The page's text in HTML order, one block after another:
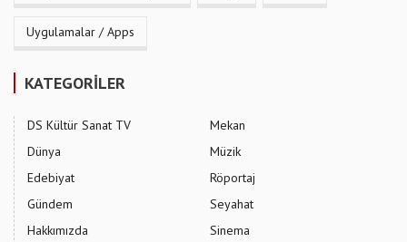
Uygulamalar / Apps
KATEGORİLER
DS Kültür Sanat TV
Dünya
Edebiyat
Gündem
Hakkımızda
Mekan
Müzik
Röportaj
Seyahat
Sinema